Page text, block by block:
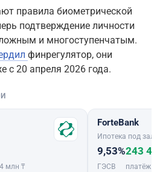
правила биометрической
подтверждение личности
и многоступенчатым.
финрегулятор, они
с 20 апреля 2026 года.
млн ₸
ForteBank
Ипотека под
9,53%
ГЭСВ
243
платёж